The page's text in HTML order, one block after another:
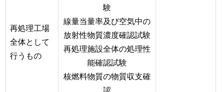
再処理工場
全体として
行うもの
験
線量当量率及び空気中の
放射性物質濃度確認試験
再処理施設全体の処理性
能確認試験
核燃料物質の物質収支確
認